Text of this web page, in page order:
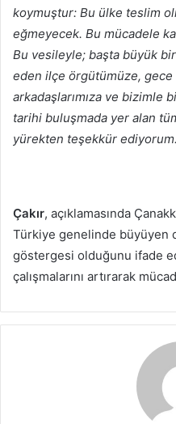
koymuştur: Bu ülke teslim
eğmeyecek. Bu mücadele
Bu vesileyle; başta büyük
eden ilçe örgütümüze, gece
arkadaşlarımıza ve bizimle
tarihi buluşmada yer alan
yürekten teşekkür
Çakır, açıklamasında
Türkiye genelinde büyüyen
göstergesi olduğunu ifade
çalışmalarını artırarak